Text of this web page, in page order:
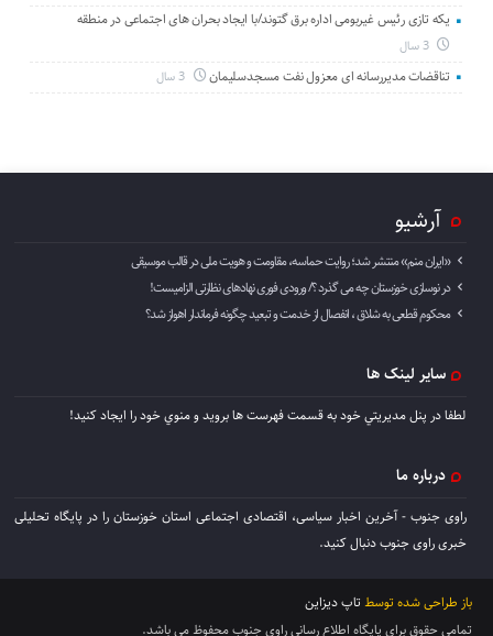
یکه تازی رئیس غیربومی اداره برق گتوند/با ایجاد بحران های اجتماعی در منطقه
3 سال
تناقضات مدیررسانه ای معزول نفت مسجدسلیمان 3 سال
آرشیو
«ایران منم» منتشر شد؛ روایت حماسه، مقاومت و هویت ملی در قالب موسیقی
در نوسازی خوزستان چه می گذرد ؟/ ورودی فوری نهادهای نظارتی الزامیست!
محکوم قطعی به شلاق ، انفصال از خدمت و تبعید چگونه فرماندار اهواز شد؟
سایر لینک ها
لطفا در پنل مديريتي خود به قسمت فهرست ها برويد و منوي خود را ايجاد كنيد!
درباره ما
راوی جنوب - آخرین اخبار سیاسی، اقتصادی اجتماعی استان خوزستان را در پایگاه تحلیلی
خبری راوی جنوب دنبال کنید.
باز طراحی شده توسط تاپ دیزاین
تمامی حقوق برای پایگاه اطلاع رسانی راوی جنوب محفوظ می باشد.